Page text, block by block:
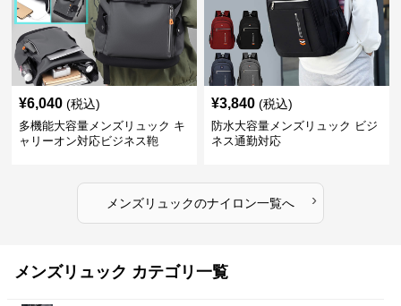
¥6,040 (税込)
多機能大容量メンズリュック キ
ャリーオン対応ビジネス鞄
¥3,840 (税込)
防水大容量メンズリュック ビジ
ネス通勤対応
メンズリュックのナイロン一覧へ ›
メンズリュック カテゴリ一覧